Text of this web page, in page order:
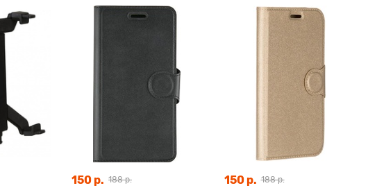
150 р. 188 р.
150 р. 188 р.